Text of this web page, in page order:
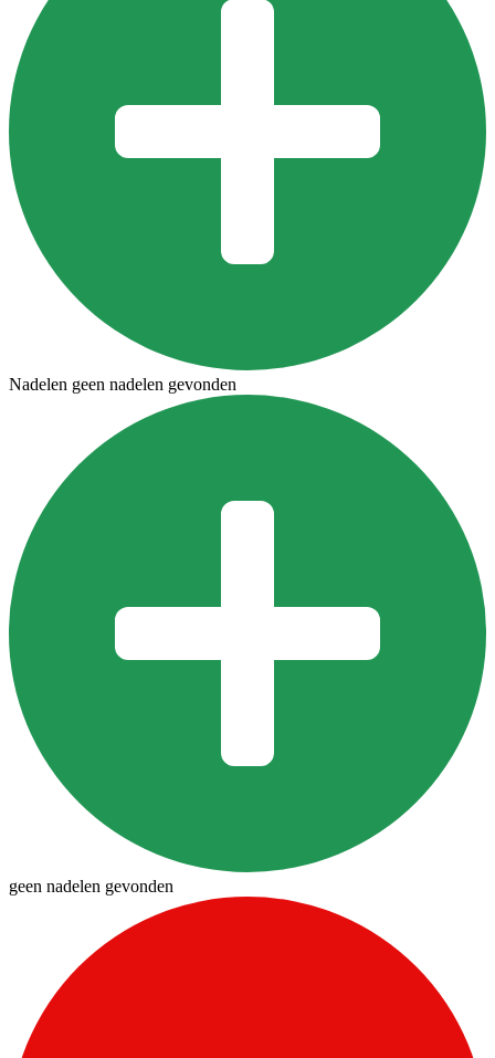
Nadelen geen nadelen gevonden
geen nadelen gevonden